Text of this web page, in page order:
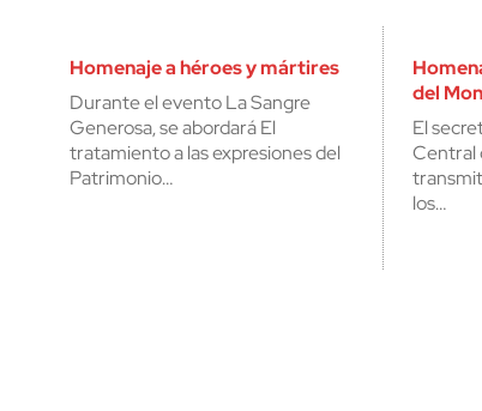
Homenaje a héroes y mártires
Durante el evento La Sangre
Generosa, se abordará El
tratamiento a las expresiones del
Patrimonio…
del
El
Central
los…